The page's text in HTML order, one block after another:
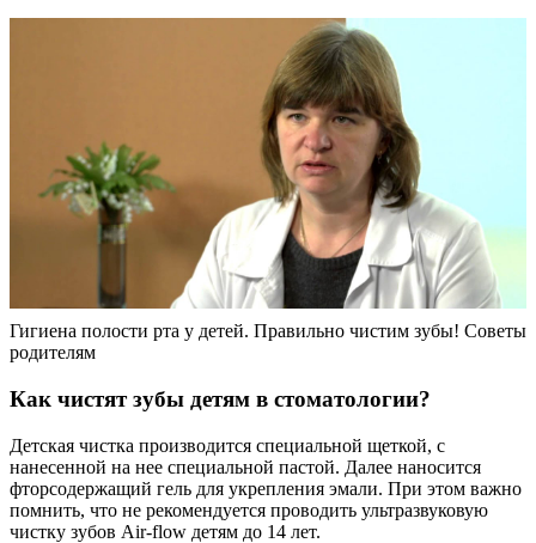
Гигиена полости рта у детей. Правильно чистим зубы! Советы
родителям
Как чистят зубы детям в стоматологии?
Детская чистка производится специальной щеткой, с
нанесенной на нее специальной пастой. Далее наносится
фторсодержащий гель для укрепления эмали. При этом важно
помнить, что не рекомендуется проводить ультразвуковую
чистку зубов Air-flow детям до 14 лет.